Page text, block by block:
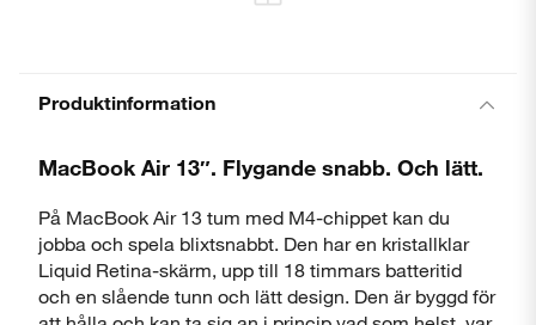
Produktinformation
MacBook Air 13″. Flygande snabb. Och lätt.
På MacBook Air 13 tum med M4-chippet kan du
jobba och spela blixtsnabbt. Den har en kristallklar
Liquid Retina-skärm, upp till 18 timmars batteritid
och en slående tunn och lätt design. Den är byggd för